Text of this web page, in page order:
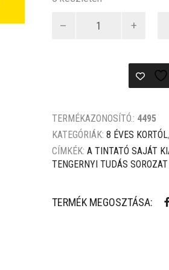
TERMÉKAZONOSÍTÓ.: 4495
KATEGÓRIÁK: 8 ÉVES KORTÓL
CÍMKÉK: A TINTATÓ SAJÁT
TENGERNYI TUDÁS SOROZAT
TERMÉK MEGOSZTÁSA: